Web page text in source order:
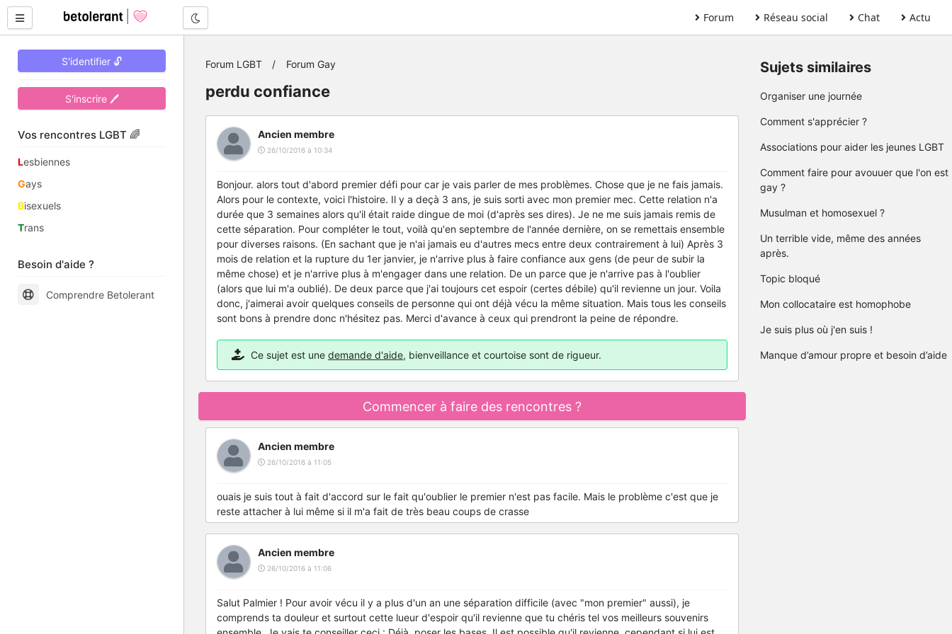
Forum Réseau social Chat Actu
S'identifier 🔓
S'inscrire 🖊
Vos rencontres LGBT 🌈
Lesbiennes
Gays
Bisexuels
Trans
Besoin d'aide ?
Comprendre Betolerant
Forum LGBT Forum Gay
perdu confiance
Ancien membre
26/10/2016 à 10:34
Bonjour. alors tout d'abord premier défi pour car je vais parler de mes problèmes. Chose que je ne fais jamais.
Alors pour le contexte, voici l'histoire. Il y a deçà 3 ans, je suis sorti avec mon premier mec. Cette relation n'a
durée que 3 semaines alors qu'il était raide dingue de moi (d'après ses dires). Je ne me suis jamais remis de
cette séparation. Pour compléter le tout, voilà qu'en septembre de l'année dernière, on se remettais ensemble
pour diverses raisons. (En sachant que je n'ai jamais eu d'autres mecs entre deux contrairement à lui) Après 3
mois de relation et la rupture du 1er janvier, je n'arrive plus à faire confiance aux gens (de peur de subir la
même chose) et je n'arrive plus à m'engager dans une relation. De un parce que je n'arrive pas à l'oublier
(alors que lui m'a oublié). De deux parce que j'ai toujours cet espoir (certes débile) qu'il revienne un jour. Voila
donc, j'aimerai avoir quelques conseils de personne qui ont déjà vécu la même situation. Mais tous les conseils
sont bons à prendre donc n'hésitez pas. Merci d'avance à ceux qui prendront la peine de répondre.
Ce sujet est une demande d'aide, bienveillance et courtoise sont de rigueur.
Commencer à faire des rencontres ?
Ancien membre
26/10/2016 à 11:05
ouais je suis tout à fait d'accord sur le fait qu'oublier le premier n'est pas facile. Mais le problème c'est que je
reste attacher à lui même si il m'a fait de très beau coups de crasse
Ancien membre
26/10/2016 à 11:06
Salut Palmier ! Pour avoir vécu il y a plus d'un an une séparation difficile (avec "mon premier" aussi), je
comprends ta douleur et surtout cette lueur d'espoir qu'il revienne que tu chéris tel vos meilleurs souvenirs
Sujets similaires
Organiser une journée
Comment s'apprécier ?
Associations pour aider les jeunes LGBT
Comment faire pour avouuer que l'on est
gay ?
Musulman et homosexuel ?
Un terrible vide, même des années
après.
Topic bloqué
Mon collocataire est homophobe
Je suis plus où j'en suis !
Manque d’amour propre et besoin d’aide